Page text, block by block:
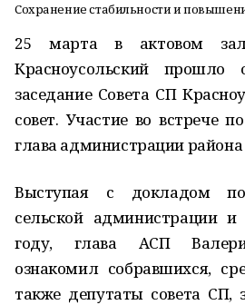
Сохранение стабильности и
25 марта в актовом
Красноусольский прошло
заседание Совета СП
совет. Участие во встрече
глава администрации района
Выступая с докладом
сельской администрации
году, глава АСП
ознакомил собравшихся,
также депутаты совета СП,